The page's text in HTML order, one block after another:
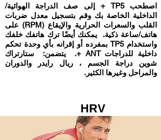
اصطحب TP5 + إلى صف الدراجة الهوائية/
الداخلية الخاصة بك وقم بتسجيل معدل ضربات
القلب والسعرات الحرارية والإيقاع (RPM) على
هاتف/ساعة ذكية. يمكنك أيضًا ترك هاتفك خلفك
واستخدام TP5 بمفرده أو إقرانه بأي وحدة تحكم
داخلية للدراجات ANT +. يتضمن: ستارتراك
شوين دراجة الجسم ، ريال رايدر والدوران
والمراحل وغيرها الكثير.
HRV